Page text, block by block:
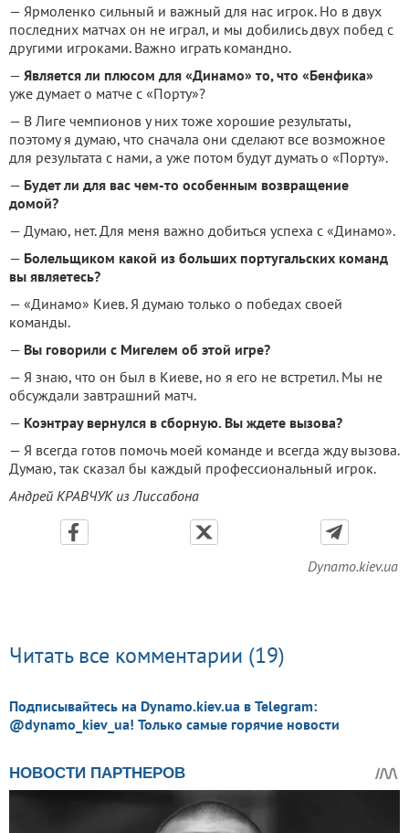
— Ярмоленко сильный и важный для нас игрок. Но в двух
последних матчах он не играл, и мы добились двух побед с
другими игроками. Важно играть командно.
— Является ли плюсом для «Динамо» то, что «Бенфика»
уже думает о матче с «Порту»?
— В Лиге чемпионов у них тоже хорошие результаты,
поэтому я думаю, что сначала они сделают все возможное
для результата с нами, а уже потом будут думать о «Порту».
— Будет ли для вас чем-то особенным возвращение
домой?
— Думаю, нет. Для меня важно добиться успеха с «Динамо».
— Болельщиком какой из больших португальских команд
вы являетесь?
— «Динамо» Киев. Я думаю только о победах своей
команды.
— Вы говорили с Мигелем об этой игре?
— Я знаю, что он был в Киеве, но я его не встретил. Мы не
обсуждали завтрашний матч.
— Коэнтрау вернулся в сборную. Вы ждете вызова?
— Я всегда готов помочь моей команде и всегда жду вызова.
Думаю, так сказал бы каждый профессиональный игрок.
Андрей КРАВЧУК из Лиссабона
Dynamo.kiev.ua
Читать все комментарии (19)
Подписывайтесь на Dynamo.kiev.ua в Telegram:
@dynamo_kiev_ua! Только самые горячие новости